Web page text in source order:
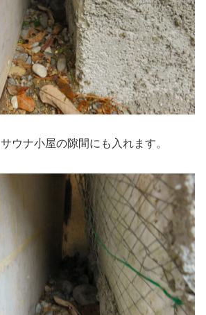
ウナ小屋の隙間にも入れます。